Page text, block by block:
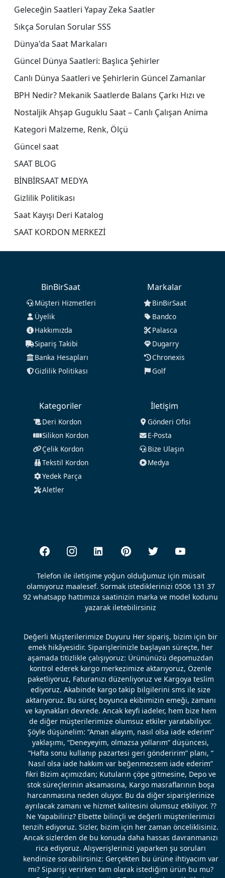
Geleceğin Saatleri Yapay Zeka Saatler
Sıkça Sorulan Sorular SSS
Dünya'da Saat Markaları
Güncel Dünya Saatleri: Başlıca Şehirler
Canlı Dünya Saatleri ve Şehirlerin Güncel Zamanlar
BPH Nedir? Mekanik Saatlerde Balans Çarkı Hızı ve
Nostaljik Ahşap Guguklu Saat – Canlı Çalışan Anima
Kategori Malzeme, Renk, Ölçü
Güncel saat
SAAT BLOG
BİNBİRSAAT MEDYA
Gizlilik Politikası
Saat Kayışı Deri Katalog
SAAT KORDON MERKEZİ
BinBirSaat
Müşteri Hizmetleri
Üyelik
Hakkımızda
Sipariş Takibi
Banka Hesapları
Gizlilik Politikası
Markalar
BinBirSaat
Bandco
Palasca
Dugarry
Chronexis
Golf
Kategoriler
Deri Kordon
Silikon Kordon
Çelik Kordon
Tekstil Kordon
Yedek Parça
Aletler
İletişim
Gönderi Ofisi
E-Posta
Bize Ulaşın
Medya
Telefon ile iletişime yoğun olduğumuz için müsait
olamıyoruz maalesef. Sormak istediklerinizi 0506 131 37
92 whatsapp hattımıza saatinizin marka ve model kodunu
yazarak iletebilirsiniz
Değerli Müşterilerimize Duyuru Her sipariş, bizim için bir
emek hikâyesidir. Siparişlerinizle başlayan süreçte, her
aşamada titizlikle çalışıyoruz: Ürününüzü depomuzdan
kontrol ederek kargo merkezimize aktarıyoruz, Özenle
paketliyoruz, Faturanızı düzenliyoruz ve Kargoya teslim
ediyoruz. Akabinde kargo takip bilgilerini sms ile size
aktarıyoruz. Bu süreç boyunca ekibimizin emeği, zamanı
ve kaynakları devrede. Ancak keyfi iadeler, hem bize hem
de diğer müşterilerimize olumsuz etkiler yaratabiliyor.
Şöyle düşünelim: “Aman alayım, nasıl olsa iade ederim”
yaklaşımı, “Deneyeyim, olmazsa yollarım” düşüncesi,
“Hafta sonu kullanıp pazartesi geri gönderirim” planı, “
Nasıl olsa iade hakkım var beğenmezsem iade ederim”
fikri Bizim açımızdan; Kutuların çöpe gitmesine, Depo ve
stok süreçlerinin aksamasına, Kargo masraflarının boşa
harcanmasına neden oluyor. Bu da diğer siparişlerinize
ayrılacak zamanı ve hizmet kalitesini olumsuz etkiliyor. ??
Ne Yapabiliriz? Elbette bilinçli ve değerli müşterilerimizi
tenzih ediyoruz. Sizler, bizim için her zaman önceliklisiniz.
Ancak sizlerden de bu konuda daha hassas davranmanızı
rica ediyoruz. Alışverişlerinizi yaparken şu soruları
kendinize sorabilirsiniz: Gerçekten bu ürüne ihtiyacım var
mı? Siparişi verirken tam olarak istediğim ürün bu mu?